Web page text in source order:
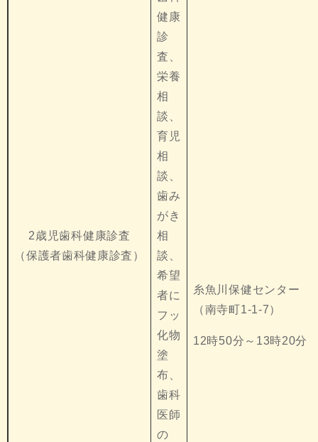
糸魚川保健センター
（南寺町1-1-7）
12時50分～13時20分
2歳児歯科健康診査
（保護者歯科健康診査）
健康
診
査、
栄養
相
談、
育児
相
談、
歯み
がき
相
談、
希望
者に
フッ
化物
塗
布、
歯科
医師
の